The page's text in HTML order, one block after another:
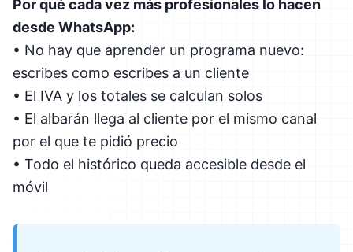
Por qué cada vez más profesionales lo hacen
desde WhatsApp:
• No hay que aprender un programa nuevo:
escribes como escribes a un cliente
• El IVA y los totales se calculan solos
• El albarán llega al cliente por el mismo canal
por el que te pidió precio
• Todo el histórico queda accesible desde el
móvil